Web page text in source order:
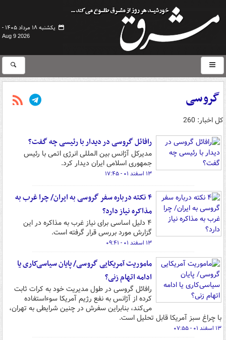
یکشنبه ۱۸ مرداد ۱۴۰۵ -
Aug 9 2026
گروسی
کل اخبار: 260
رافائل گروسی در دیدار با رئیسی چه گفت؟
مدیرکل آژانس بین المللی انرژی اتمی با رئیس
جمهوری اسلامی ایران دیدار کرد.
۱۳ اسفند ۰۱ - ۱۷:۴۵
۴ نکته درباره سفر گروسی به ایران/ چرا غرب به
مذاکره نیاز دارد؟
۴ دلیل اساسی برای نیاز غرب به مذاکره در این
گزارش مورد بررسی قرار گرفته است.
۱۳ اسفند ۰۱ - ۰۹:۴۱
ماموریت آمریکایی گروسی/ پایان سیاسی‌کاری یا
ادامه اتهام زنی؟
رافائل گروسی در طول مدیریت خود به کرات ثابت
کرده از آژانس به نفع رژیم آمریکا سوءاستفاده
می‌کند، بنابراین سفرش در چنین شرایطی به تهران،
با چراغ سبز آمریکا قابل تحلیل است.
۱۳ اسفند ۰۱ - ۰۷:۵۵